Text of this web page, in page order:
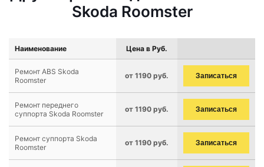
Skoda Roomster
Наименование Цена в Руб.
Ремонт ABS Skoda
Roomster
от 1190 руб. Записаться
Ремонт переднего
суппорта Skoda Roomster
от 1190 руб. Записаться
Ремонт суппорта Skoda
Roomster
от 1190 руб. Записаться